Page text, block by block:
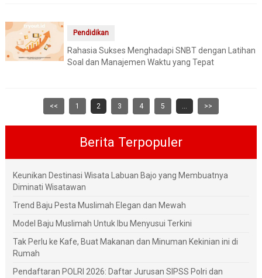
Pendidikan
Rahasia Sukses Menghadapi SNBT dengan Latihan
Soal dan Manajemen Waktu yang Tepat
<< 1 2 3 4 5 ... >>
Berita Terpopuler
Keunikan Destinasi Wisata Labuan Bajo yang Membuatnya
Diminati Wisatawan
Trend Baju Pesta Muslimah Elegan dan Mewah
Model Baju Muslimah Untuk Ibu Menyusui Terkini
Tak Perlu ke Kafe, Buat Makanan dan Minuman Kekinian ini di
Rumah
Pendaftaran POLRI 2026: Daftar Jurusan SIPSS Polri dan